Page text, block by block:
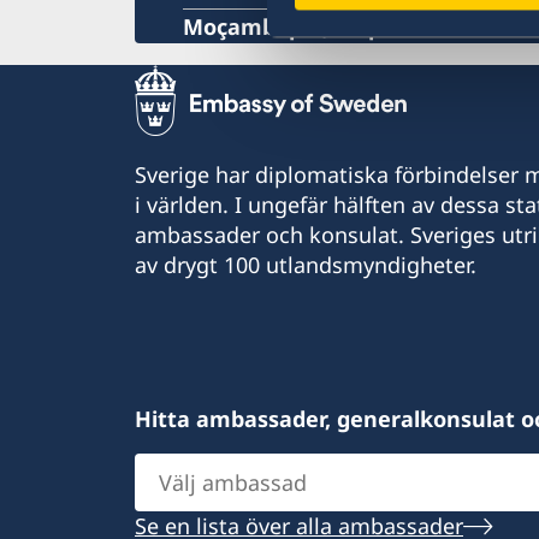
Moçambique, Maputo
Sverige har diplomatiska förbindelser
i världen. I ungefär hälften av dessa
ambassader och konsulat. Sveriges
av drygt 100 utlandsmyndigheter.
Hitta ambassader, generalkonsulat
Välj
ambassad
Se en lista över alla ambassader